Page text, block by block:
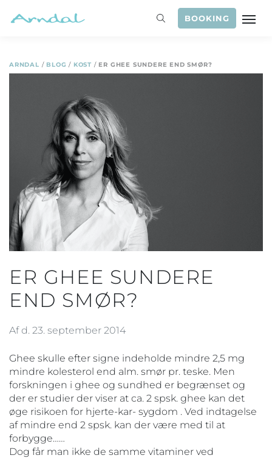
BOOKING
ARNDAL / BLOG / KOST / ER GHEE SUNDERE END SMØR?
ER GHEE SUNDERE
END SMØR?
Af d. 23. september 2014
Ghee skulle efter signe indeholde mindre 2,5 mg
mindre kolesterol end alm. smør pr. teske. Men
forskningen i ghee og sundhed er begrænset og
der er studier der viser at ca. 2 spsk. ghee kan det
øge risikoen for hjerte-kar- sygdom . Ved indtagelse
af mindre end 2 spsk. kan der være med til at
forbygge……
Dog får man ikke de samme vitaminer ved